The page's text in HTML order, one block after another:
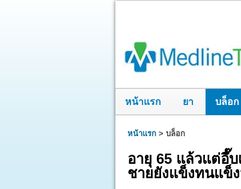
หน้าแรก ยา บล็อก
หน้าแรก > บล็อก
อายุ 65 แล้วแต่อึ๊
ชายยังแข็งทนแข็